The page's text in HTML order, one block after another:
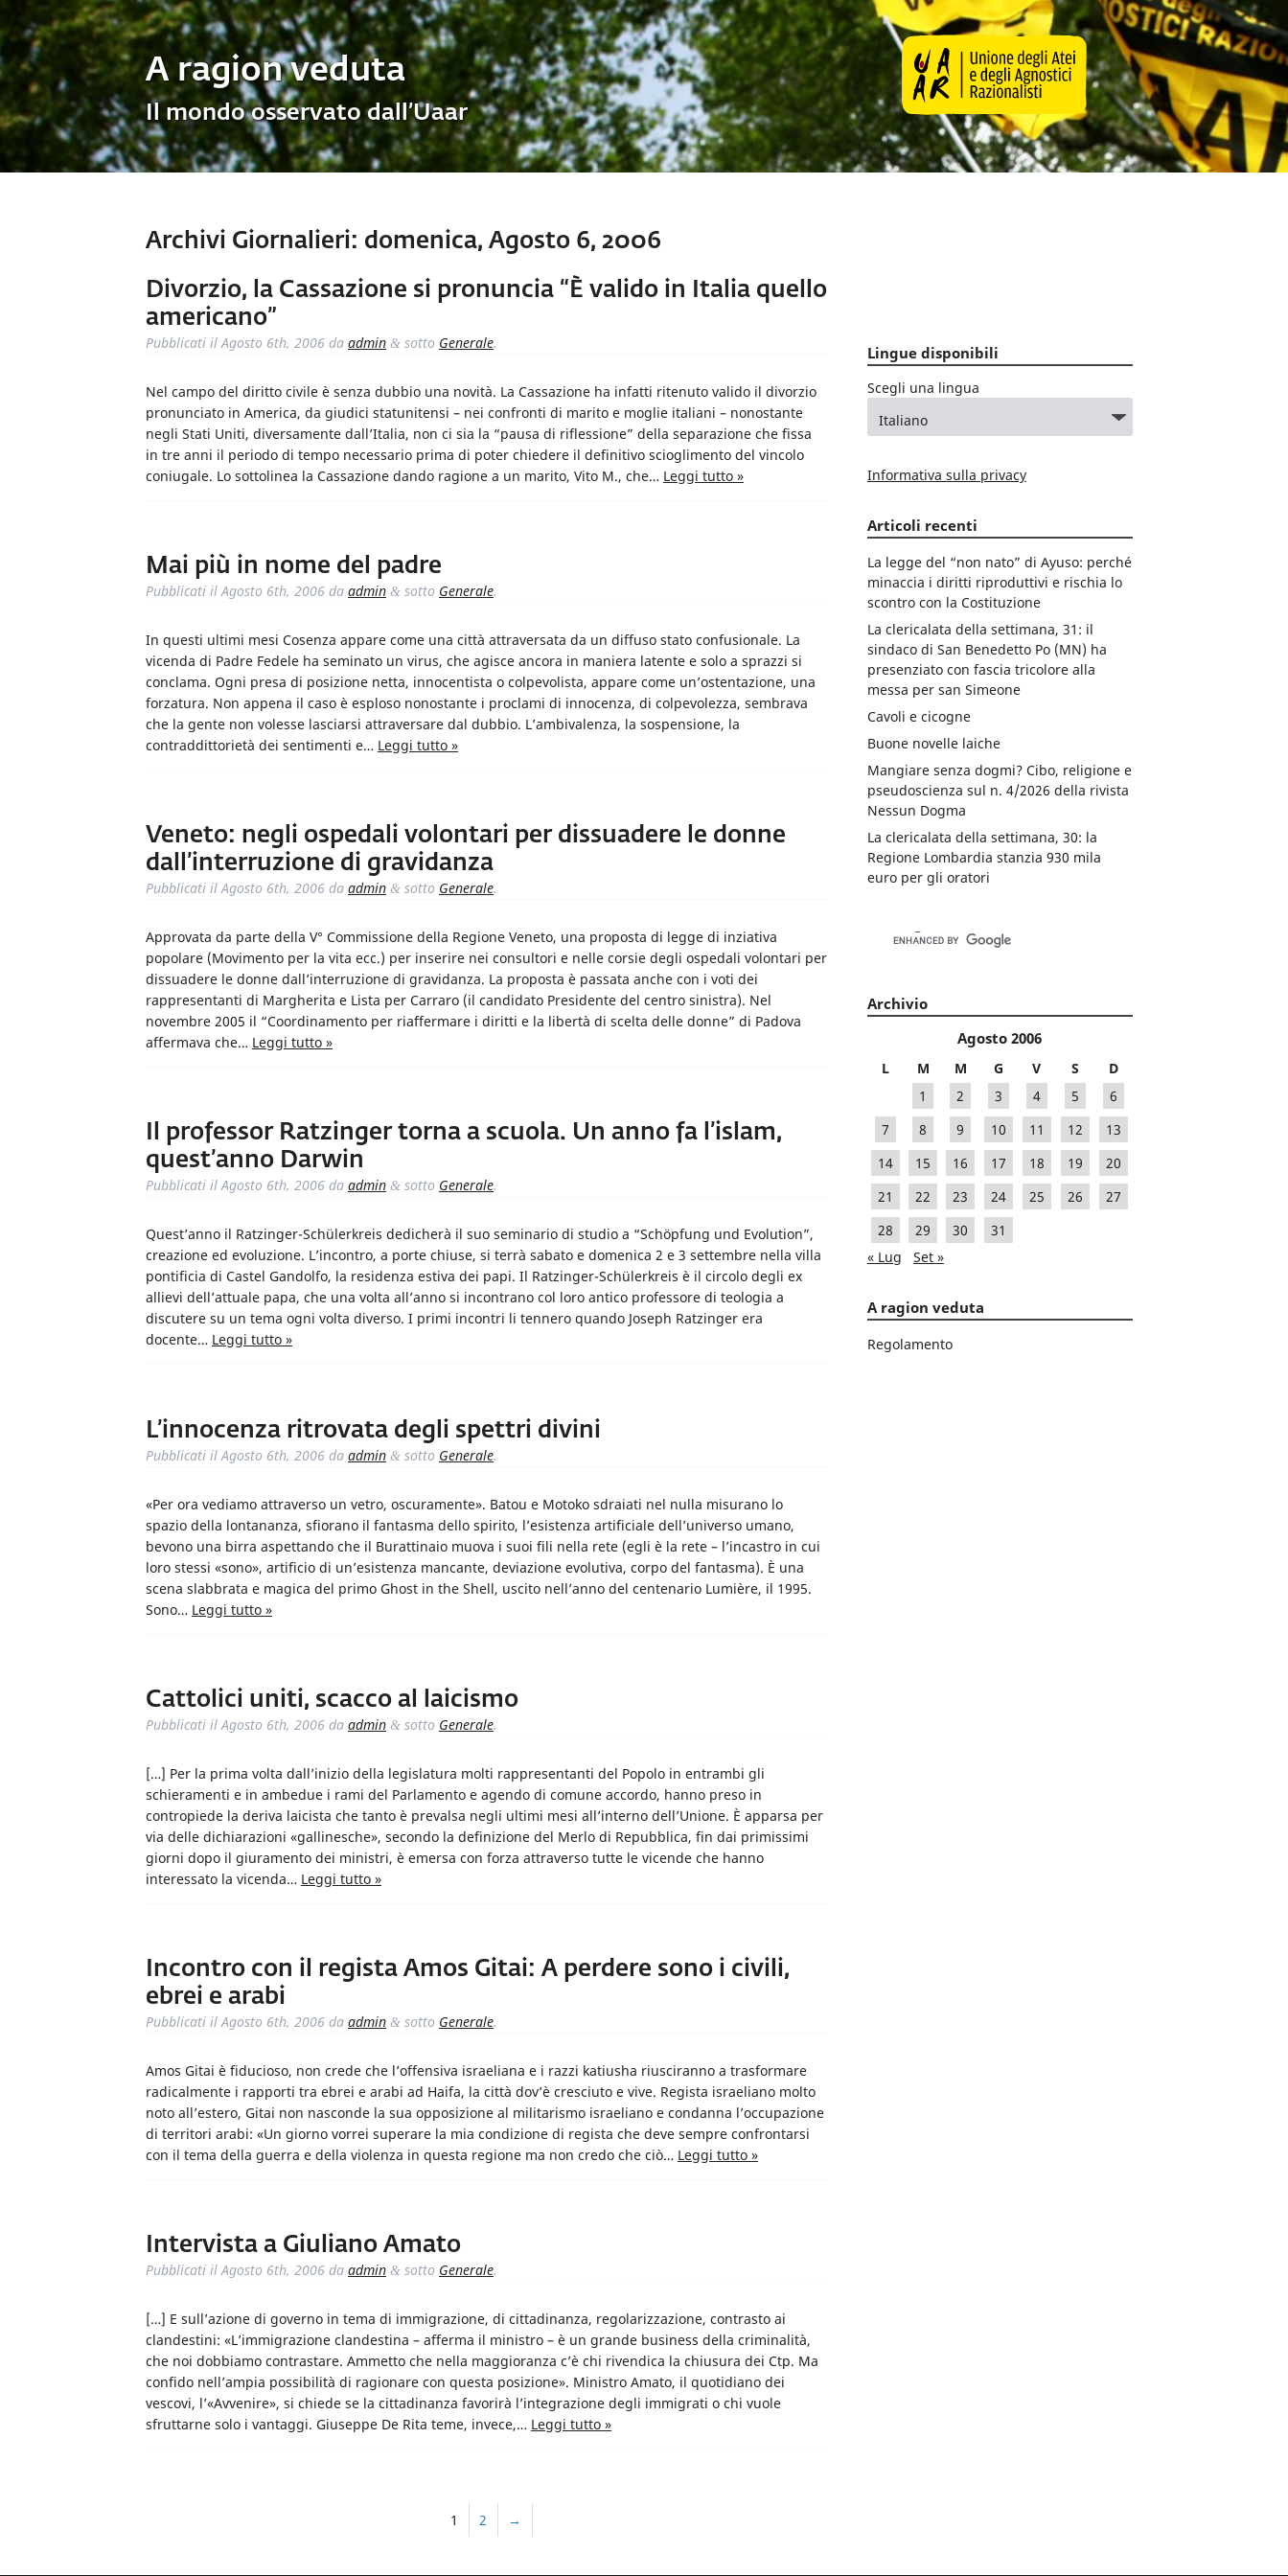
A ragion veduta
Il mondo osservato dall’Uaar
Archivi Giornalieri: domenica, Agosto 6, 2006
Divorzio, la Cassazione si pronuncia “È valido in Italia quello
americano”
Pubblicati il Agosto 6th, 2006 da admin & sotto Generale.
Nel campo del diritto civile è senza dubbio una novità. La Cassazione ha infatti ritenuto valido il divorzio
pronunciato in America, da giudici statunitensi – nei confronti di marito e moglie italiani – nonostante
negli Stati Uniti, diversamente dall’Italia, non ci sia la “pausa di riflessione” della separazione che fissa
in tre anni il periodo di tempo necessario prima di poter chiedere il definitivo scioglimento del vincolo
coniugale. Lo sottolinea la Cassazione dando ragione a un marito, Vito M., che… Leggi tutto »
Mai più in nome del padre
Pubblicati ilAgosto 6th, 2006 da admin & sotto Generale.
In questi ultimi mesi Cosenza appare come una città attraversata da un diffuso stato confusionale. La
vicenda di Padre Fedele ha seminato un virus, che agisce ancora in maniera latente e solo a sprazzi si
conclama. Ogni presa di posizione netta, innocentista o colpevolista, appare come un’ostentazione, una
forzatura. Non appena il caso è esploso nonostante i proclami di innocenza, di colpevolezza, sembrava
che la gente non volesse lasciarsi attraversare dal dubbio. L’ambivalenza, la sospensione, la
contraddittorietà dei sentimenti e… Leggi tutto »
Veneto: negli ospedali volontari per dissuadere le donne
dall’interruzione di gravidanza
Pubblicati ilAgosto 6th, 2006 da admin & sotto Generale.
Approvata da parte della V° Commissione della Regione Veneto, una proposta di legge di inziativa
popolare (Movimento per la vita ecc.) per inserire nei consultori e nelle corsie degli ospedali volontari per
dissuadere le donne dall’interruzione di gravidanza. La proposta è passata anche con i voti dei
rappresentanti di Margherita e Lista per Carraro (il candidato Presidente del centro sinistra). Nel
novembre 2005 il “Coordinamento per riaffermare i diritti e la libertà di scelta delle donne” di Padova
affermava che… Leggi tutto »
Il professor Ratzinger torna a scuola. Un anno fa l’islam,
quest’anno Darwin
Pubblicati ilAgosto 6th, 2006 da admin & sotto Generale.
Quest’anno il Ratzinger-Schülerkreis dedicherà il suo seminario di studio a “Schöpfung und Evolution”,
creazione ed evoluzione. L’incontro, a porte chiuse, si terrà sabato e domenica 2 e 3 settembre nella villa
pontificia di Castel Gandolfo, la residenza estiva dei papi. Il Ratzinger-Schülerkreis è il circolo degli ex
allievi dell’attuale papa, che una volta all’anno si incontrano col loro antico professore di teologia a
discutere su un tema ogni volta diverso. I primi incontri li tennero quando Joseph Ratzinger era
docente… Leggi tutto »
L’innocenza ritrovata degli spettri divini
Pubblicati il Agosto 6th, 2006 da admin & sotto Generale.
«Per ora vediamo attraverso un vetro, oscuramente». Batou e Motoko sdraiati nel nulla misurano lo
spazio della lontananza, sfiorano il fantasma dello spirito, l’esistenza artificiale dell’universo umano,
bevono una birra aspettando che il Burattinaio muova i suoi fili nella rete (egli è la rete – l’incastro in cui
loro stessi «sono», artificio di un’esistenza mancante, deviazione evolutiva, corpo del fantasma). È una
scena slabbrata e magica del primo Ghost in the Shell, uscito nell’anno del centenario Lumière, il 1995.
Sono… Leggi tutto »
Cattolici uniti, scacco al laicismo
Pubblicati ilAgosto 6th, 2006 da admin & sotto Generale.
[…] Per la prima volta dall’inizio della legislatura molti rappresentanti del Popolo in entrambi gli
schieramenti e in ambedue i rami del Parlamento e agendo di comune accordo, hanno preso in
contropiede la deriva laicista che tanto è prevalsa negli ultimi mesi all’interno dell’Unione. È apparsa per
via delle dichiarazioni «gallinesche», secondo la definizione del Merlo di Repubblica, fin dai primissimi
giorni dopo il giuramento dei ministri, è emersa con forza attraverso tutte le vicende che hanno
interessato la vicenda… Leggi tutto »
Incontro con il regista Amos Gitai: A perdere sono i civili,
ebrei e arabi
Pubblicati ilAgosto 6th, 2006 da admin & sotto Generale.
Amos Gitai è fiducioso, non crede che l’offensiva israeliana e i razzi katiusha riusciranno a trasformare
radicalmente i rapporti tra ebrei e arabi ad Haifa, la città dov’è cresciuto e vive. Regista israeliano molto
noto all’estero, Gitai non nasconde la sua opposizione al militarismo israeliano e condanna l’occupazione
di territori arabi: «Un giorno vorrei superare la mia condizione di regista che deve sempre confrontarsi
con il tema della guerra e della violenza in questa regione ma non credo che ciò… Leggi tutto »
Intervista a Giuliano Amato
Pubblicati ilAgosto 6th, 2006 da admin & sotto Generale.
[…] E sull’azione di governo in tema di immigrazione, di cittadinanza, regolarizzazione, contrasto ai
clandestini: «L’immigrazione clandestina – afferma il ministro – è un grande business della criminalità,
che noi dobbiamo contrastare. Ammetto che nella maggioranza c’è chi rivendica la chiusura dei Ctp. Ma
confido nell’ampia possibilità di ragionare con questa posizione». Ministro Amato, il quotidiano dei
vescovi, l’«Avvenire», si chiede se la cittadinanza favorirà l’integrazione degli immigrati o chi vuole
sfruttarne solo i vantaggi. Giuseppe De Rita teme, invece,… Leggi tutto »
1 2 →
Lingue disponibili
Scegli una lingua
Informativa sulla privacy
Articoli recenti
La legge del “non nato” di Ayuso: perché
minaccia i diritti riproduttivi e rischia lo
scontro con la Costituzione
La clericalata della settimana, 31: il
sindaco di San Benedetto Po (MN) ha
presenziato con fascia tricolore alla
messa per san Simeone
Cavoli e cicogne
Buone novelle laiche
Mangiare senza dogmi? Cibo, religione e
pseudoscienza sul n. 4/2026 della rivista
Nessun Dogma
La clericalata della settimana, 30: la
Regione Lombardia stanzia 930 mila
euro per gli oratori
Archivio
Agosto 2006
L M M G V S
D
1
2 3 4 5
6
7
8 9 10 11 12
13
14
15 16 17 18 19
20
21
22 23 24 25 26
27
28
29 30
31
« Lug
Set »
A ragion veduta
Regolamento